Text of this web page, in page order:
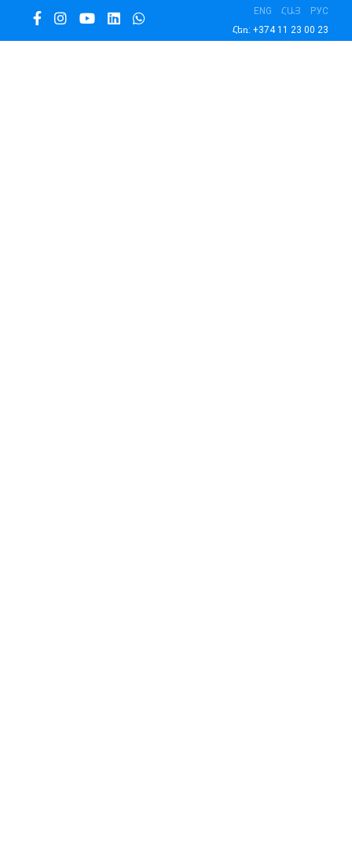
ENG ՀԱՅ
РУС
Հեռ: +374 11 23 00 23